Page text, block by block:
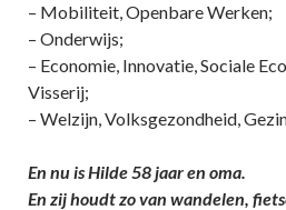
– Mobiliteit, Openbare Werken;
– Onderwijs;
– Economie, Innovatie, Sociale
Visserij;
– Welzijn, Volksgezondheid,
En nu is Hilde 58 jaar en oma.
En zij houdt zo van wandelen,